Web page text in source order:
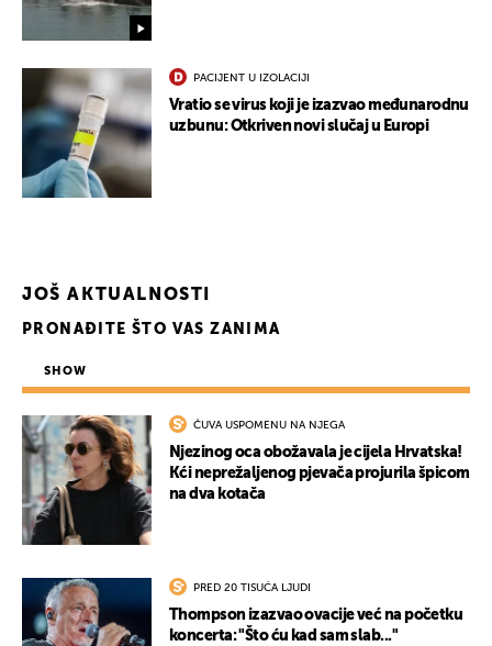
PACIJENT U IZOLACIJI
Vratio se virus koji je izazvao međunarodnu
uzbunu: Otkriven novi slučaj u Europi
JOŠ AKTUALNOSTI
PRONAĐITE ŠTO VAS ZANIMA
SHOW
ČUVA USPOMENU NA NJEGA
Njezinog oca obožavala je cijela Hrvatska!
Kći neprežaljenog pjevača projurila špicom
na dva kotača
PRED 20 TISUĆA LJUDI
Thompson izazvao ovacije već na početku
koncerta: "Što ću kad sam slab..."